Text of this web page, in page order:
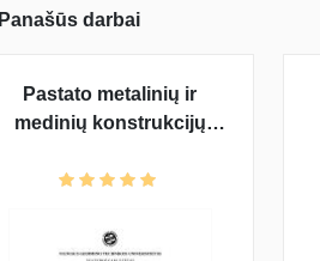
Panašūs darbai
Pastato metalinių ir
medinių konstrukcijų